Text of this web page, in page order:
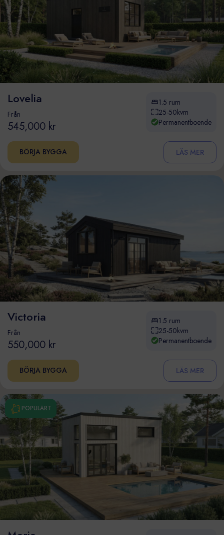
Lovelia
Från
545,000 kr
1.5 rum
25-50kvm
Permanentboende
BÖRJA BYGGA LÄS MER
Victoria
Från
550,000 kr
1.5 rum
25-50kvm
Permanentboende
BÖRJA BYGGA LÄS MER
POPULÄRT